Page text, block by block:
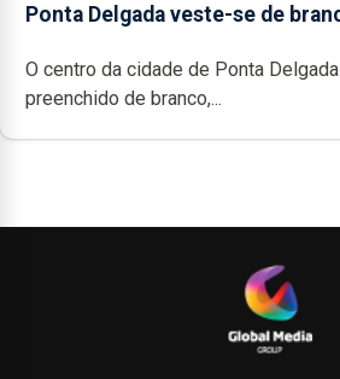
Ponta Delgada veste-se de
O centro da cidade de Ponta
preenchido de branco,...